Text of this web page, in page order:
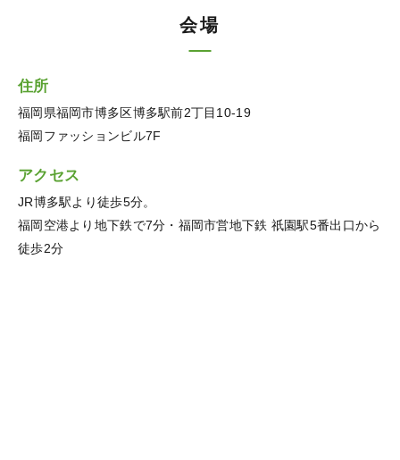
会場
住所
福岡県福岡市博多区博多駅前2丁目10-19
福岡ファッションビル7F
アクセス
JR博多駅より徒歩5分。
福岡空港より地下鉄で7分・福岡市営地下鉄 祇園駅5番出口から
徒歩2分